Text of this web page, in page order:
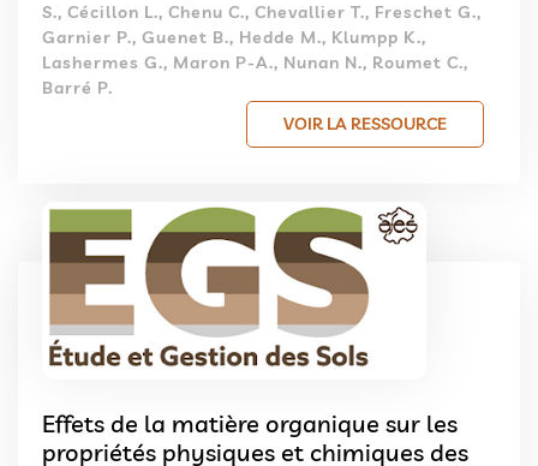
S., Cécillon L., Chenu C., Chevallier T., Freschet G.,
Garnier P., Guenet B., Hedde M., Klumpp K.,
Lashermes G., Maron P-A., Nunan N., Roumet C.,
Barré P.
VOIR LA RESSOURCE
Effets de la matière organique sur les
propriétés physiques et chimiques des